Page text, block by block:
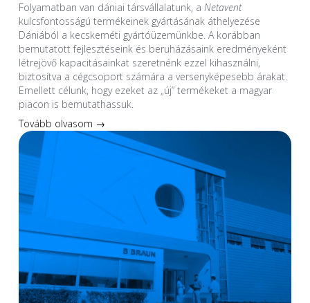
Folyamatban van dániai társvállalatunk, a Netavent
kulcsfontosságú termékeinek gyártásának áthelyezése
Dániából a kecskeméti gyártóüzemünkbe. A korábban
bemutatott fejlesztéseink és beruházásaink eredményeként
létrejövő kapacitásainkat szeretnénk ezzel kihasználni,
biztosítva a cégcsoport számára a versenyképesebb árakat.
Emellett célunk, hogy ezeket az „új” termékeket a magyar
piacon is bemutathassuk.
Tovább olvasom →